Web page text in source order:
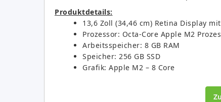
Produktdetails:
13,6 Zoll (34,46 cm) Retina Display
Prozessor: Octa-Core Apple M2
Arbeitsspeicher: 8 GB RAM
Speicher: 256 GB SSD
Grafik: Apple M2 – 8 Core